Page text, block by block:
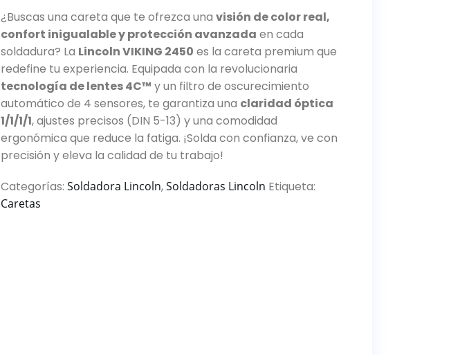
¿Buscas una careta que te ofrezca una visión de color real,
confort inigualable y protección avanzada en cada
soldadura? La Lincoln VIKING 2450 es la careta premium que
redefine tu experiencia. Equipada con la revolucionaria
tecnología de lentes 4C™ y un filtro de oscurecimiento
automático de 4 sensores, te garantiza una claridad óptica
1/1/1/1, ajustes precisos (DIN 5-13) y una comodidad
ergonómica que reduce la fatiga. ¡Solda con confianza, ve con
precisión y eleva la calidad de tu trabajo!
Categorías: Soldadora Lincoln,Soldadoras Lincoln Etiqueta:
Caretas